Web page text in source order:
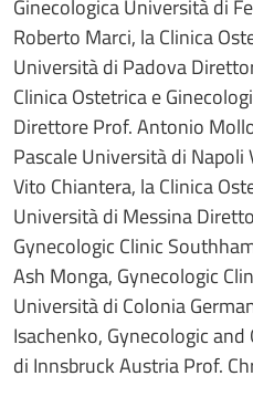
Ginecologica Università di
Roberto Marci, la Clinica
Università di Padova
Clinica Ostetrica e
Direttore Prof. Antonio
Pascale Università di
Vito Chiantera, la Clinica
Università di Messina
Gynecologic Clinic
Ash Monga, Gynecologic
Università di Colonia
Isachenko, Gynecologic
di Innsbruck Austria Prof.